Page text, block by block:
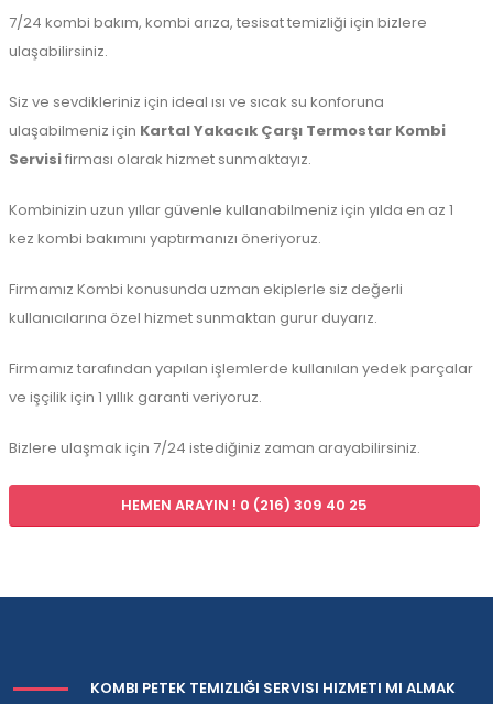
7/24 kombi bakım, kombi arıza, tesisat temizliği için bizlere
ulaşabilirsiniz.
Siz ve sevdikleriniz için ideal ısı ve sıcak su konforuna
ulaşabilmeniz için Kartal Yakacık Çarşı Termostar Kombi
Servisifirması olarak hizmet sunmaktayız.
Kombinizin uzun yıllar güvenle kullanabilmeniz için yılda en az 1
kez kombi bakımını yaptırmanızı öneriyoruz.
Firmamız Kombi konusunda uzman ekiplerle siz değerli
kullanıcılarına özel hizmet sunmaktan gurur duyarız.
Firmamız tarafından yapılan işlemlerde kullanılan yedek parçalar
ve işçilik için 1 yıllık garanti veriyoruz.
Bizlere ulaşmak için 7/24 istediğiniz zaman arayabilirsiniz.
HEMEN ARAYIN ! 0 (216) 309 40 25
KOMBI PETEK TEMIZLIĞI SERVISI HIZMETI MI ALMAK